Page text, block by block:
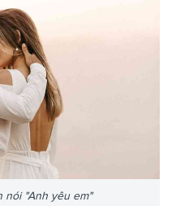
nói "Anh yêu em"